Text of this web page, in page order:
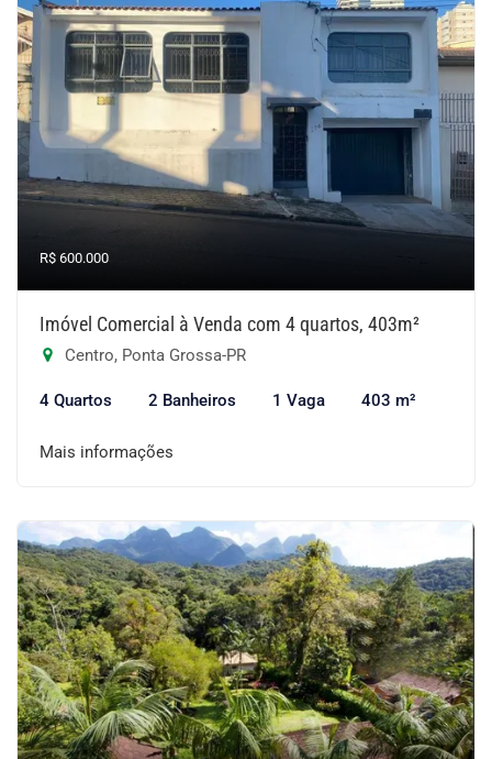
R$ 600.000
Imóvel Comercial à Venda com 4 quartos, 403m²
Centro, Ponta Grossa-PR
4 Quartos 2 Banheiros 1 Vaga 403 m²
Mais informações